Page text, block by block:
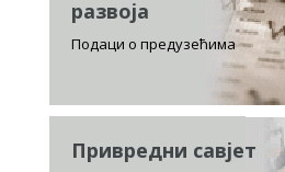
развоја
Подаци о предузећима
Привредни савјет